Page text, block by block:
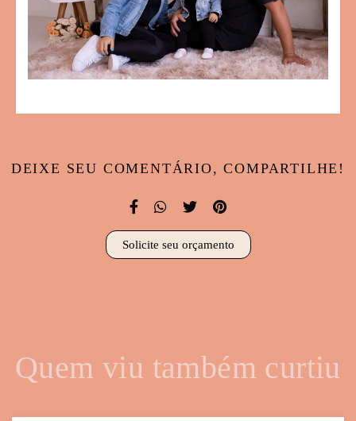
DEIXE SEU COMENTÁRIO, COMPARTILHE!
Solicite seu orçamento
Quem viu também curtiu